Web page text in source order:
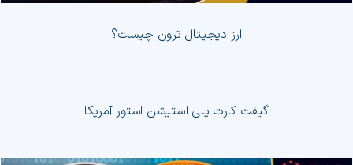
ارز دیجیتال ترون چیست؟
گیفت کارت پلی استیشن استور آمریکا